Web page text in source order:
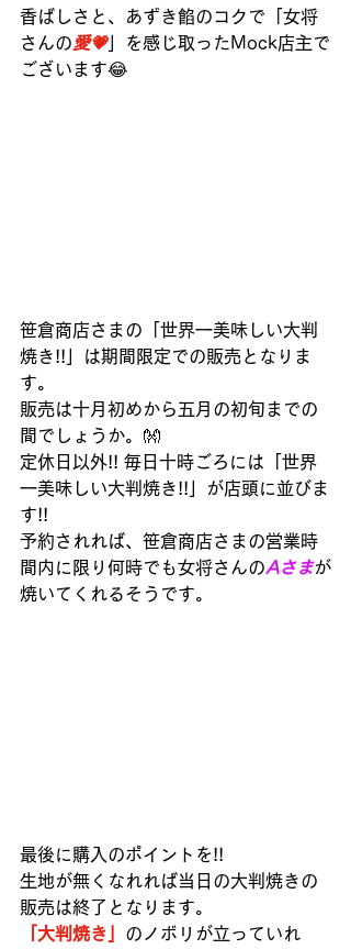
香ばしさと、あずき餡のコクで「女将
さんの愛💗」
を感じ取ったMock店主で
ございます😂
笹倉商店さまの「世界一美味しい大判
焼き!!」は期間限定での販売となりま
す。
販売は十月初めから五月の初旬までの
間でしょうか。👐
定休日以外!! 毎日十時ごろには「世界
一美味しい大判焼き!!」が店頭に並びま
す!!
予約されれば、笹倉商店さまの営業時
間内に限り何時でも女将さんのAさまが
焼いてくれるそうです。
最後に購入のポイントを!!
生地が無くなれれば当日の大判焼きの
販売は終了となります。
「大判焼き」 のノボリが立っていれ